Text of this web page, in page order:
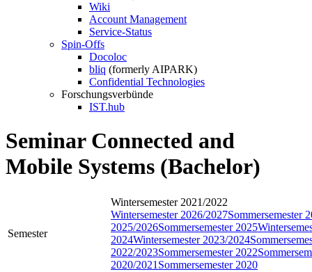
Wiki
Account Management
Service-Status
Spin-Offs
Docoloc
bliq (formerly AIPARK)
Confidential Technologies
Forschungsverbünde
IST.hub
Seminar Connected and
Mobile Systems (Bachelor)
Semester
Wintersemester 2021/2022
Wintersemester 2026/2027Sommersemester
2025/2026Sommersemester 2025
2024Wintersemester 2023/2024
2022/2023Sommersemester 2022
2020/2021Sommersemester 2020